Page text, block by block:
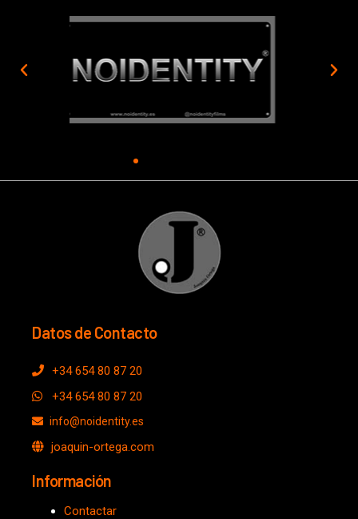
Datos de Contacto
+34 654 80 87 20
+34 654 80 87 20
info@noidentity.es
joaquin-ortega.com
Información​
Contactar